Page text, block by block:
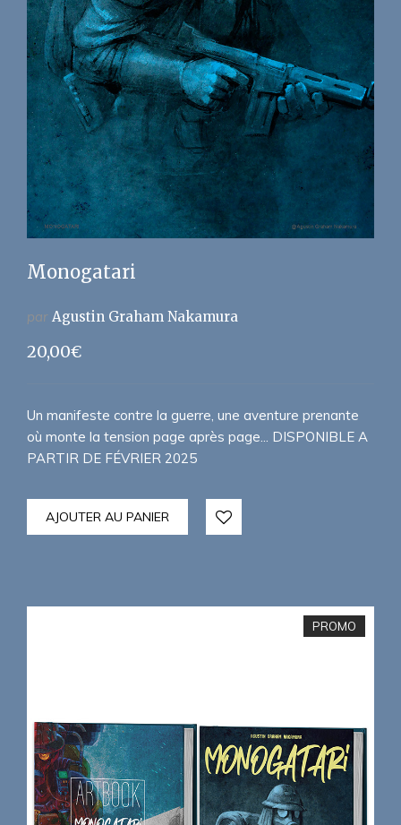
Monogatari
par Agustin Graham Nakamura
20,00€
Un manifeste contre la guerre, une aventure prenante
où monte la tension page après page... DISPONIBLE A
PARTIR DE FÉVRIER 2025
AJOUTER AU PANIER
PROMO